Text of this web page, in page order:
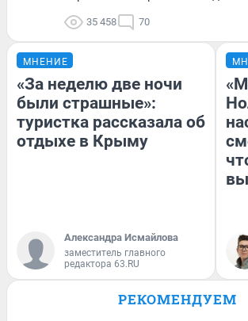
35 458 70
МНЕНИЕ
«За неделю две ночи
были страшные»:
туристка рассказала об
отдыхе в Крыму
Александра Исмайлова
заместитель главного
редактора 63.RU
РЕКОМЕНДУЕМ